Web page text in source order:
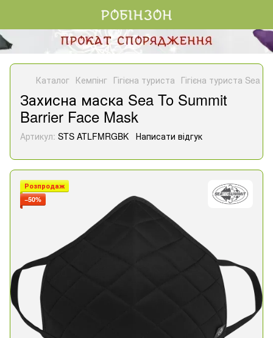
Каталог Кемпінг Гігієна туриста Гігієна туриста Sea
Захисна маска Sea To Summit
Barrier Face Mask
Артикул: STS ATLFMRGBK Написати відгук
Розпродаж
−50%